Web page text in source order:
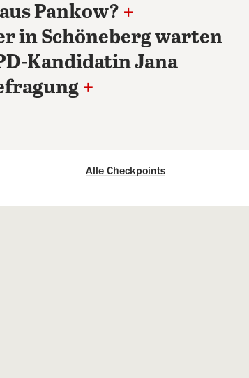
Pankow? +
in Schöneberg warten
Kandidatin Jana
+
Alle Checkpoints